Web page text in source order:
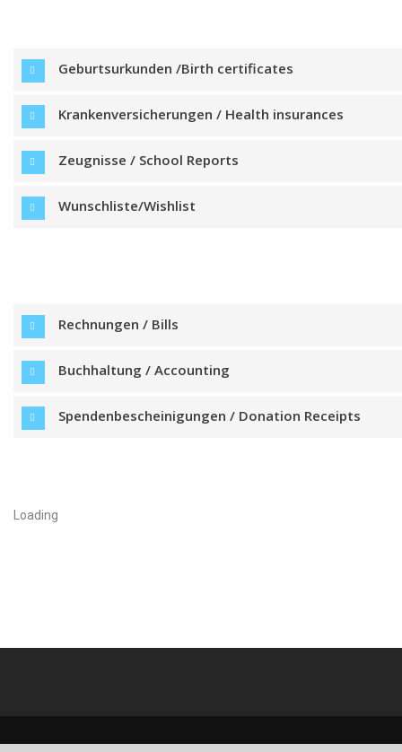
Geburtsurkunden /Birth certificates
Krankenversicherungen / Health insurances
Zeugnisse / School Reports
Wunschliste/Wishlist
Rechnungen / Bills
Buchhaltung / Accounting
Spendenbescheinigungen / Donation Receipts
Loading